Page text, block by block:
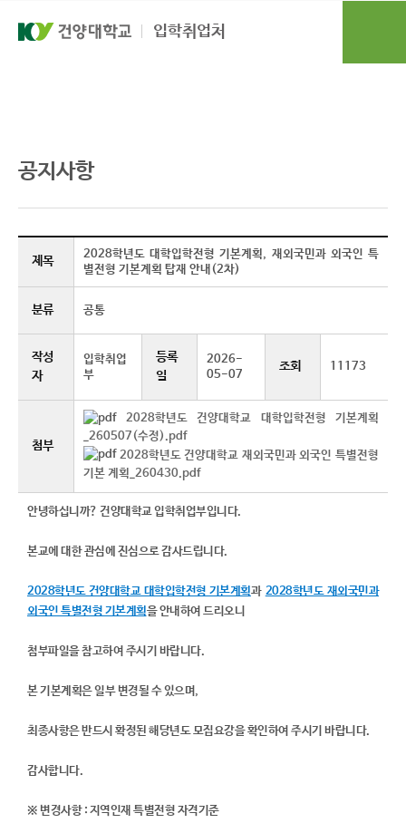
입학취업처
공지사항
제목
2028학년도 대학입학전형 기본계획, 재외국민과 외국인 특
별전형 기본계획 탑재 안내(2차)
분류 공통
작성
자
입학취업
부
등록
일
2026-
05-07
조회 11173
첨부
2028학년도 건양대학교 대학입학전형 기본계획
_260507(수정).pdf
2028학년도 건양대학교 재외국민과 외국인 특별전형
기본 계획_260430.pdf
안녕하십니까? 건양대학교 입학취업부입니다.
본교에 대한 관심에 진심으로 감사드립니다.
2028학년도 건양대학교 대학입학전형 기본계획과 2028학년도 재외국민과
외국인 특별전형 기본계획을 안내하여 드리오니
첨부파일을 참고하여 주시기 바랍니다.
본 기본계획은 일부 변경될 수 있으며,
최종사항은 반드시 확정된 해당년도 모집요강을 확인하여 주시기 바랍니다.
감사합니다.​​
※ 변경사항 : 지역인재 특별전형 자격기준